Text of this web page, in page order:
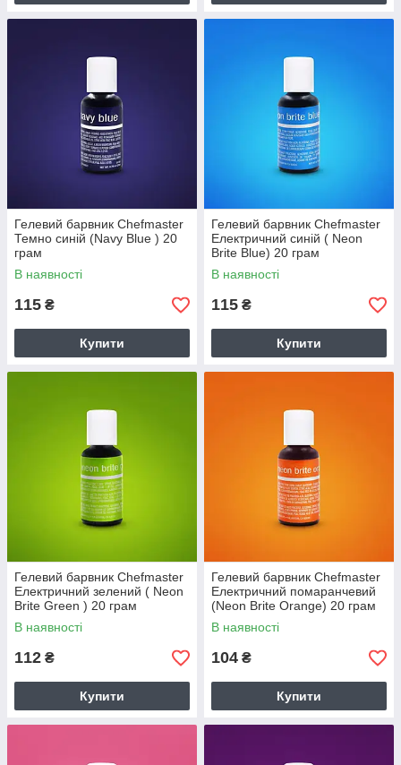
Гелевий барвник Chefmaster
Темно синій (Navy Blue ) 20
грам
В наявності
115 ₴
Купити
Гелевий барвник Chefmaster
Електричний синій ( Neon
Brite Blue) 20 грам
В наявності
115 ₴
Купити
Гелевий барвник Chefmaster
Електричний зелений ( Neon
Brite Green ) 20 грам
В наявності
112 ₴
Купити
Гелевий барвник Chefmaster
Електричний помаранчевий
(Neon Brite Orange) 20 грам
В наявності
104 ₴
Купити